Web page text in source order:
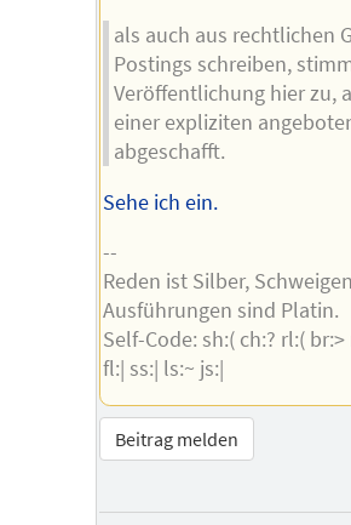
als auch aus rechtlichen
Postings schreiben,
Veröffentlichung hier zu,
einer expliziten
abgeschafft.
Sehe ich ein.
--
Reden ist Silber,
Ausführungen sind Platin.
Self-Code: sh:( ch:? rl:(
fl:| ss:| ls:~ js:|
Beitrag melden